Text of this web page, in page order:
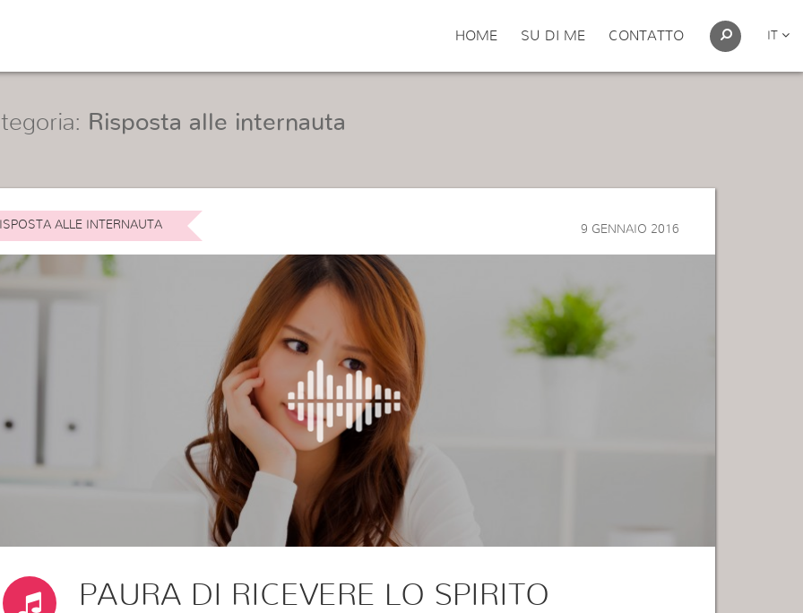
HOME SU DI ME CONTATTO IT
Risposta alle internauta
ALLE INTERNAUTA 9 GENNAIO 2016
PAURA DI RICEVERE LO SPIRITO